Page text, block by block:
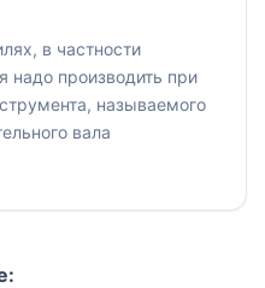
в частности
надо производить при
называемого
вала